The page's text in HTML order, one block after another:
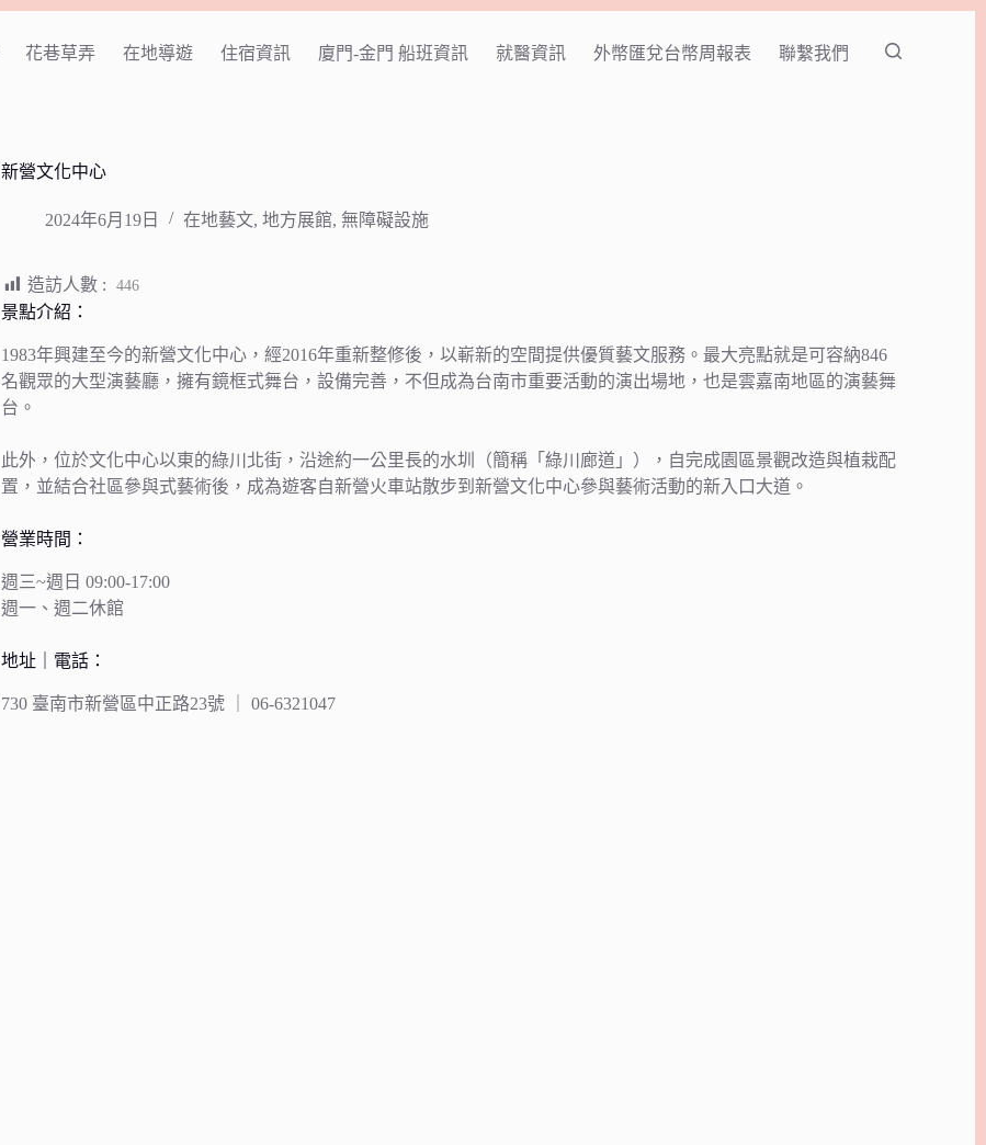
花巷草弄 在地導遊 住宿資訊 廈門-金門 船班資訊 就醫資訊 外幣匯兌台幣周報表 聯繫我們
新營文化中心
2024年6月19日 在地藝文, 地方展館, 無障礙設施
造訪人數 : 446
景點介紹：
1983年興建至今的新營文化中心，經2016年重新整修後，以嶄新的空間提供優質藝文服務。最大亮點就是可容納846
名觀眾的大型演藝廳，擁有鏡框式舞台，設備完善，不但成為台南市重要活動的演出場地，也是雲嘉南地區的演藝舞
台。
此外，位於文化中心以東的綠川北街，沿途約一公里長的水圳（簡稱「綠川廊道」），自完成園區景觀改造與植栽配
置，並結合社區參與式藝術後，成為遊客自新營火車站散步到新營文化中心參與藝術活動的新入口大道。
營業時間：
週三~週日 09:00-17:00
週一、週二休館
地址｜電話：
730 臺南市新營區中正路23號 ｜ 06-6321047